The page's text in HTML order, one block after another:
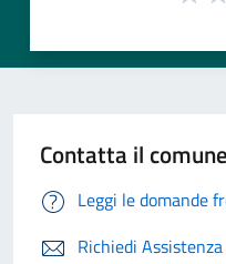
Contatta il comune
Leggi le domande
Richiedi Assistenza